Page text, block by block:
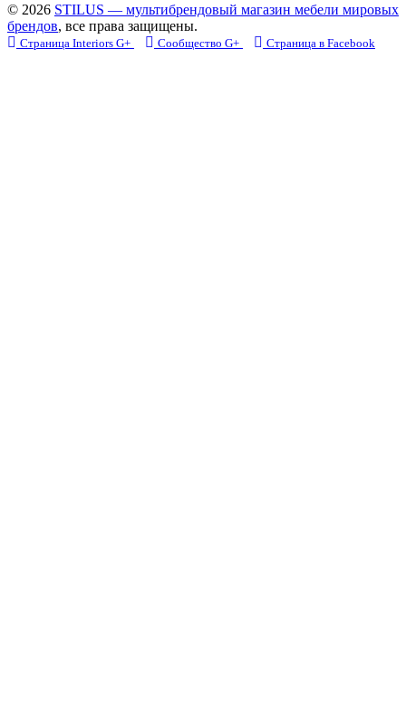
© 2026 STILUS — мультибрендовый магазин мебели мировых
брендов, все права защищены.
Страница Interiors G+ Сообщество G+ Страница в Facebook